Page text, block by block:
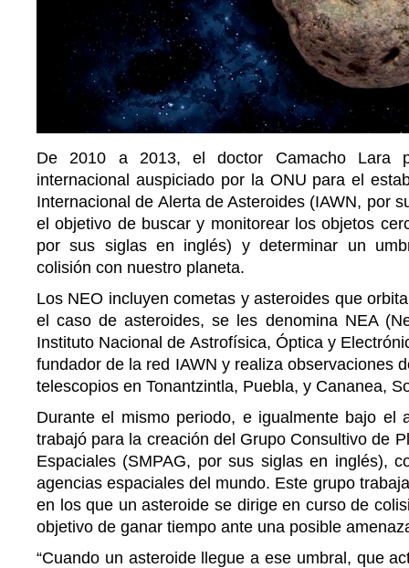
De 2010 a 2013, el doctor Camacho Lara
internacional auspiciado por la ONU para el
Internacional de Alerta de Asteroides (IAWN, por
el objetivo de buscar y monitorear los objetos
por sus siglas en inglés) y determinar un
colisión con nuestro planeta.
Los NEO incluyen cometas y asteroides que
el caso de asteroides, se les denomina NEA
Instituto Nacional de Astrofísica, Óptica y
fundador de la red IAWN y realiza observaciones
telescopios en Tonantzintla, Puebla, y Cananea,
Durante el mismo periodo, e igualmente bajo el
trabajó para la creación del Grupo Consultivo de
Espaciales (SMPAG, por sus siglas en inglés),
agencias espaciales del mundo. Este grupo
en los que un asteroide se dirige en curso de
objetivo de ganar tiempo ante una posible
“Cuando un asteroide llegue a ese umbral, que